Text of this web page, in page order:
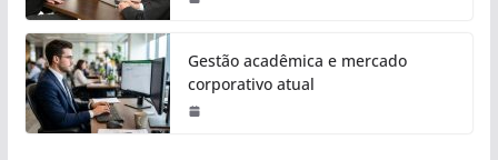
Gestão acadêmica e mercado
corporativo atual